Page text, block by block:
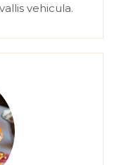
vehicula.